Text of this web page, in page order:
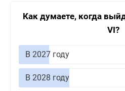
Как думаете, когда
VI?
В 2027 году
В 2028 году